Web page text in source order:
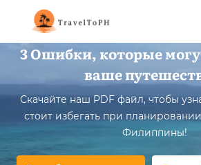
3 Ошибки, которые
ваше
Скачайте наш PDF файл, чтобы
стоит избегать при
Филиппины!